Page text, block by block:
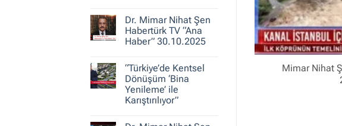
30.10.2025
Dr.
Mimar
Nihat
Şen
Hikayeleri
–
Belediye
Gerçeği
Dr. Mimar Nihat Şen
Habertürk TV “Ana
Haber” 30.10.2025
Dr.
Mimar
Nihat
Şen
Habertürk
Haber”
“Türkiye’de Kentsel
Dönüşüm ‘Bina
Yenileme’ ile
Karıştırılıyor”
Mimar Nihat